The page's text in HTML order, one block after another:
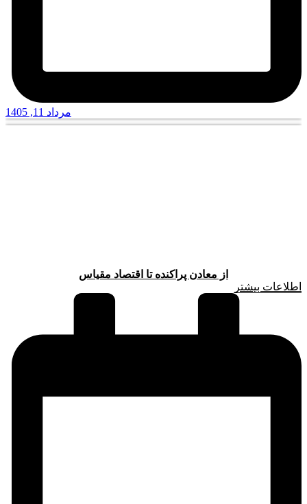
مرداد 11, 1405
از معادن پراکنده تا اقتصاد مقیاس
اطلاعات بیشتر